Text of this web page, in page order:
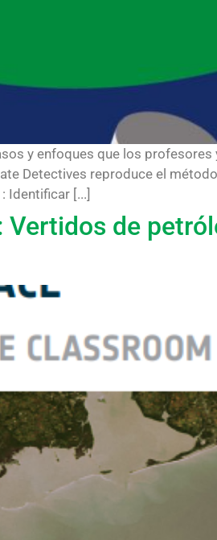
y enfoques que los
Detectives reproduce el
Identificar [...]
de